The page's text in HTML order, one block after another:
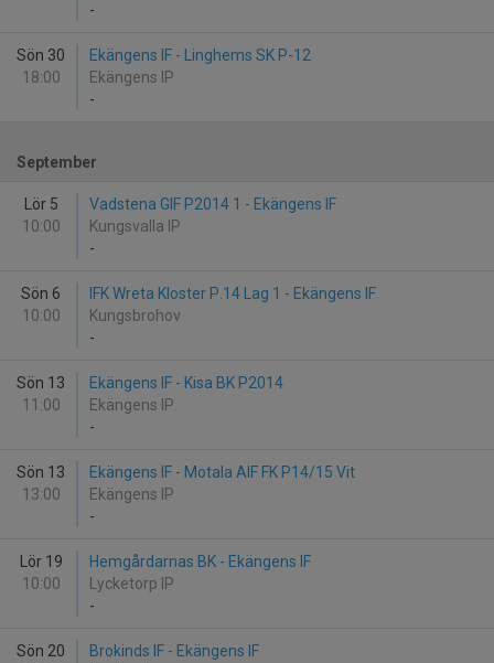
-
Sön 30
18:00
Ekängens IF - Linghems SK P-12
Ekängens IP
-
September
Lör 5
10:00
Vadstena GIF P2014 1 - Ekängens IF
Kungsvalla IP
-
Sön 6
10:00
IFK Wreta Kloster P.14 Lag 1 - Ekängens IF
Kungsbrohov
-
Sön 13
11:00
Ekängens IF - Kisa BK P2014
Ekängens IP
-
Sön 13
13:00
Ekängens IF - Motala AIF FK P14/15 Vit
Ekängens IP
-
Lör 19
10:00
Hemgårdarnas BK - Ekängens IF
Lycketorp IP
-
Sön 20
Brokinds IF - Ekängens IF